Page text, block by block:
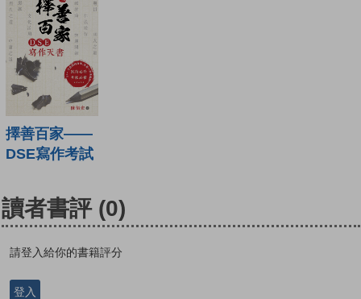
擇善百家——
DSE寫作考試
讀者書評 (0)
請登入給你的書籍評分
登入